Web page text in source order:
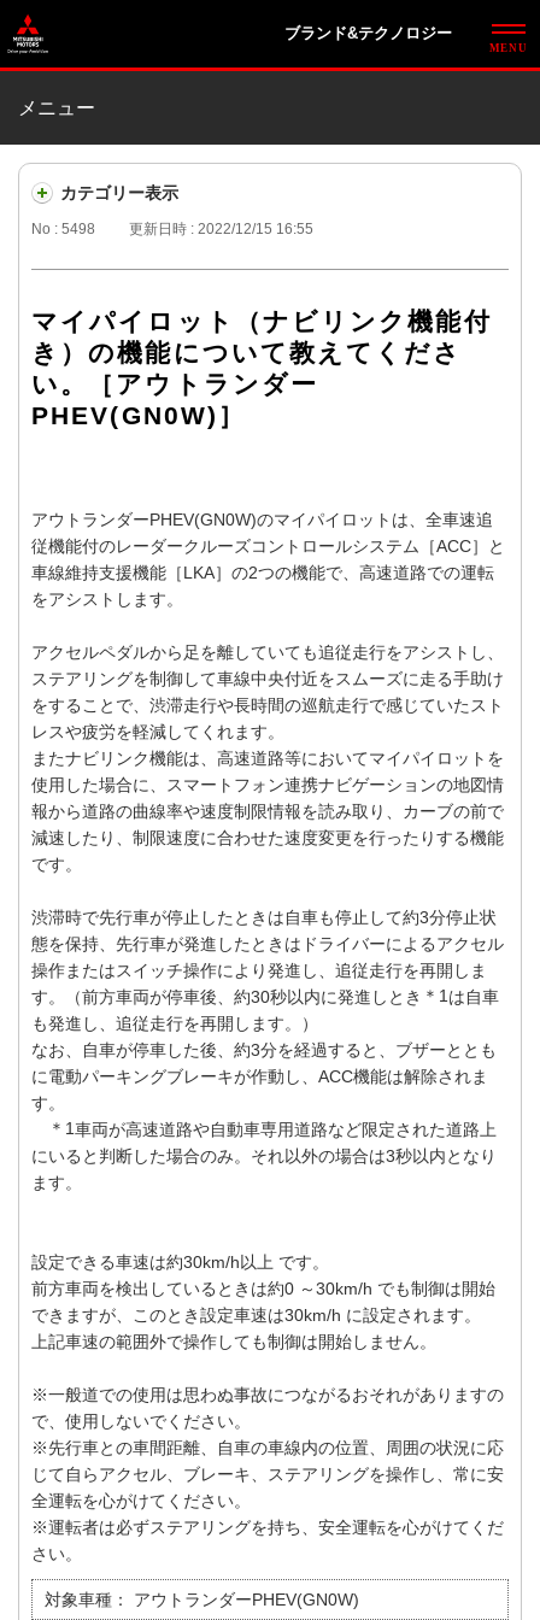
ブランド&テクノロジー
メニュー
カテゴリー表示
No : 5498 更新日時 : 2022/12/15 16:55
マイパイロット（ナビリンク機能付
き）の機能について教えてくださ
い。［アウトランダー
PHEV(GN0W)］
アウトランダーPHEV(GN0W)のマイパイロットは、全車速追
従機能付のレーダークルーズコントロールシステム［ACC］と
車線維持支援機能［LKA］の2つの機能で、高速道路での運転
をアシストします。
アクセルペダルから足を離していても追従走行をアシストし、
ステアリングを制御して車線中央付近をスムーズに走る手助け
をすることで、渋滞走行や長時間の巡航走行で感じていたスト
レスや疲労を軽減してくれます。
またナビリンク機能は、高速道路等においてマイパイロットを
使用した場合に、スマートフォン連携ナビゲーションの地図情
報から道路の曲線率や速度制限情報を読み取り、カーブの前で
減速したり、制限速度に合わせた速度変更を行ったりする機能
です。
渋滞時で先行車が停止したときは自車も停止して約3分停止状
態を保持、先行車が発進したときはドライバーによるアクセル
操作またはスイッチ操作により発進し、追従走行を再開しま
す。（前方車両が停車後、約30秒以内に発進しとき ＊1 は自車
も発進し、追従走行を再開します。）
なお、自車が停車した後、約3分を経過すると、ブザーととも
に電動パーキングブレーキが作動し、ACC機能は解除されま
す。
＊1車両が高速道路や自動車専用道路など限定された道路上
にいると判断した場合のみ。それ以外の場合は3秒以内となり
ます。
設定できる車速は約30km/h以上 です。
前方車両を検出しているときは約0 ～30km/h でも制御は開始
できますが、このとき設定車速は30km/h に設定されます。
上記車速の範囲外で操作しても制御は開始しません。
※一般道での使用は思わぬ事故につながるおそれがありますの
で、使用しないでください。
※先行車との車間距離、自車の車線内の位置、周囲の状況に応
じて自らアクセル、ブレーキ、ステアリングを操作し、常に安
全運転を心がけてください。
※運転者は必ずステアリングを持ち、安全運転を心がけてくだ
さい。
対象車種： アウトランダーPHEV(GN0W)